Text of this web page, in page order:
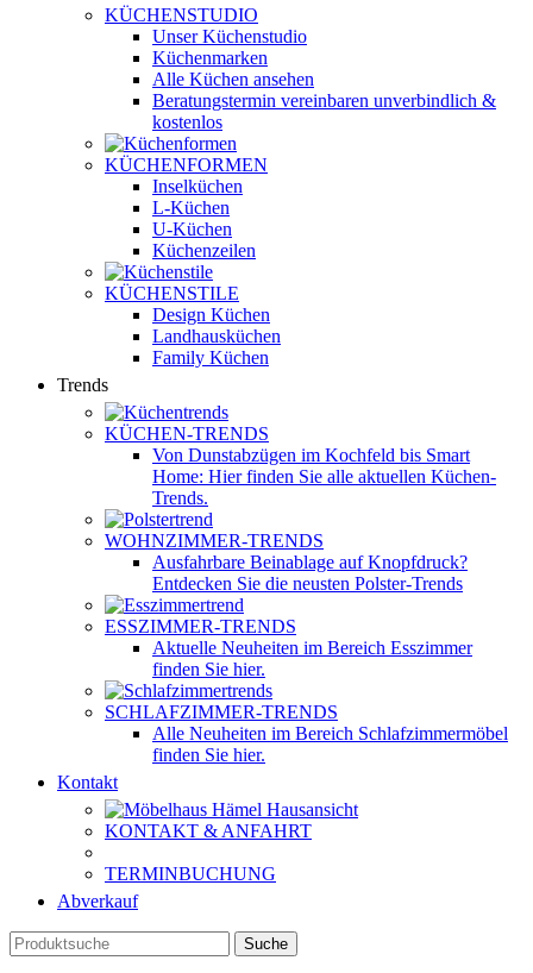
KÜCHENSTUDIO
Unser Küchenstudio
Küchenmarken
Alle Küchen ansehen
Beratungstermin vereinbaren unverbindlich &
kostenlos
KÜCHENFORMEN
Inselküchen
L-Küchen
U-Küchen
Küchenzeilen
KÜCHENSTILE
Design Küchen
Landhausküchen
Family Küchen
Trends
KÜCHEN-TRENDS
Von Dunstabzügen im Kochfeld bis Smart
Home: Hier finden Sie alle aktuellen Küchen-
Trends.
WOHNZIMMER-TRENDS
Ausfahrbare Beinablage auf Knopfdruck?
Entdecken Sie die neusten Polster-Trends
ESSZIMMER-TRENDS
Aktuelle Neuheiten im Bereich Esszimmer
finden Sie hier.
SCHLAFZIMMER-TRENDS
Alle Neuheiten im Bereich Schlafzimmermöbel
finden Sie hier.
Kontakt
KONTAKT & ANFAHRT
TERMINBUCHUNG
Abverkauf
Suche